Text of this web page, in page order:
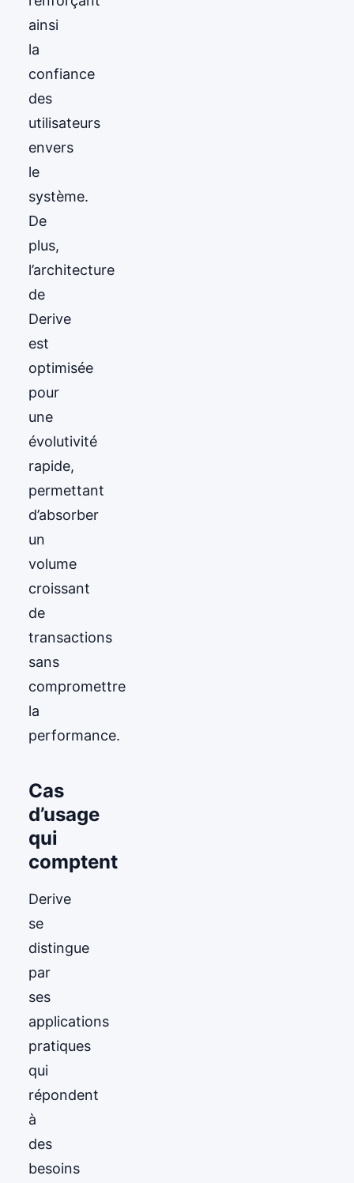
ainsi
la
confiance
des
utilisateurs
envers
le
système.
De
plus,
l’architecture
de
Derive
est
optimisée
pour
une
évolutivité
rapide,
permettant
d’absorber
un
volume
croissant
de
transactions
sans
compromettre
la
performance.
Cas
d’usage
qui
comptent
Derive
se
distingue
par
ses
applications
pratiques
qui
répondent
à
des
besoins